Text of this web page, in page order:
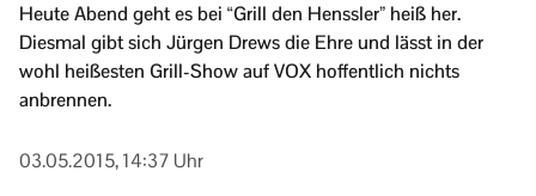
Heute Abend geht es bei “Grill den Henssler” heiß her.
Diesmal gibt sich Jürgen Drews die Ehre und lässt in der
wohl heißesten Grill-Show auf VOX hoffentlich nichts
anbrennen.
03.05.2015, 14:37 Uhr